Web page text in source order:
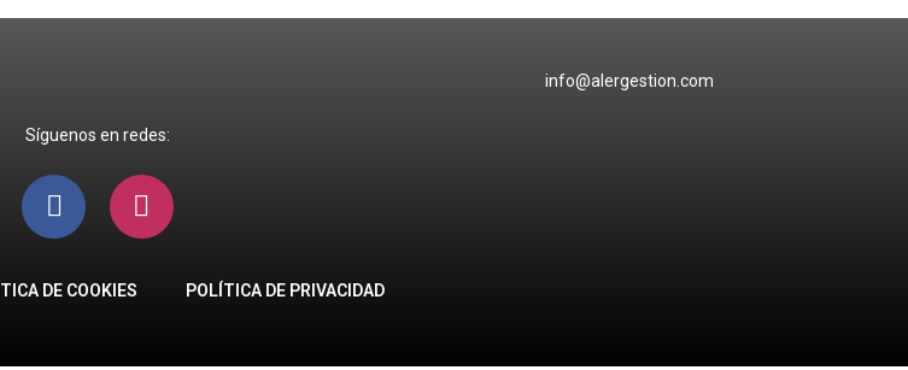
912 569 459 info@alergestion.com
Síguenos en redes:
DE COOKIES POLÍTICA DE PRIVACIDAD